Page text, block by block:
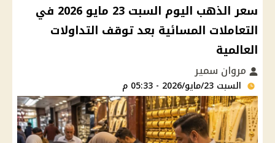
سعر الذهب اليوم السبت 23 مايو 2026 في
التعاملات المسائية بعد توقف التداولات
العالمية
مروان سمير
السبت 23/مايو/2026 - 05:33 م